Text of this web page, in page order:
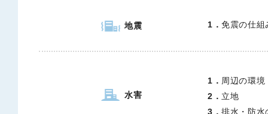
地震 1．免震の仕組
水害
1． 周辺の環境
2． 立地
3．排水・防水